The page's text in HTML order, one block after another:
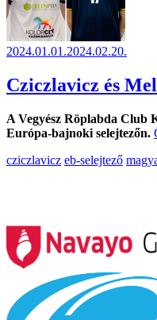
2024.01.01.2024.02.20.
Cziczlavicz és
A Vegyész Röplabda Club
Európa-bajnoki selejtezőn.
cziczlavicz eb-selejtező